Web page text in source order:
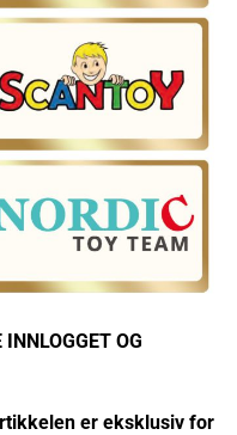
OG
er eksklusiv for